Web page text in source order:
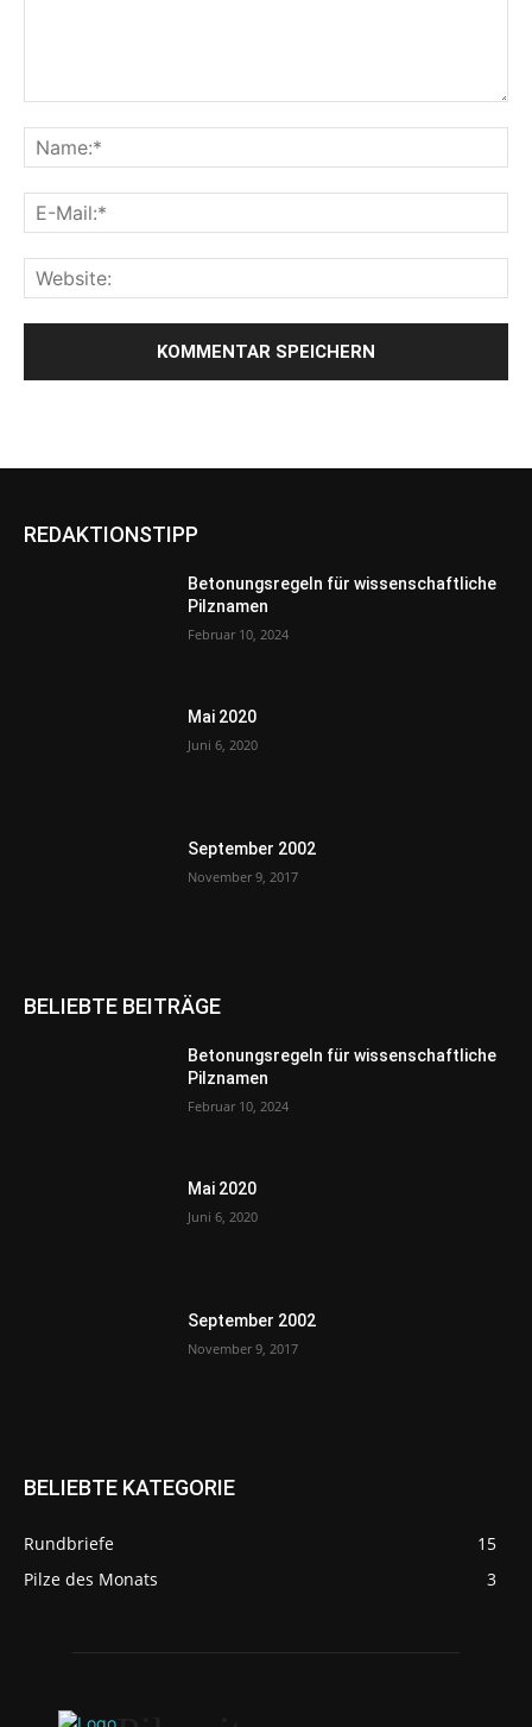
REDAKTIONSTIPP
Betonungsregeln für wissenschaftliche
Pilznamen
Februar 10, 2024
Mai 2020
Juni 6, 2020
September 2002
November 9, 2017
BELIEBTE BEITRÄGE
Betonungsregeln für wissenschaftliche
Pilznamen
Februar 10, 2024
Mai 2020
Juni 6, 2020
September 2002
November 9, 2017
BELIEBTE KATEGORIE
Rundbriefe
15
Pilze des Monats
3